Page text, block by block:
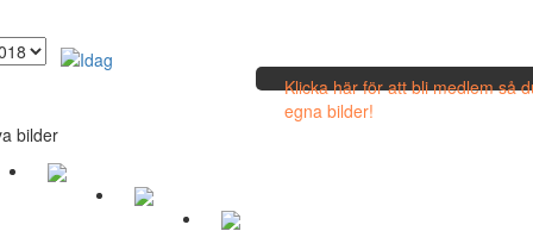
Klicka här för att bli medlem så
egna bilder!
bilder